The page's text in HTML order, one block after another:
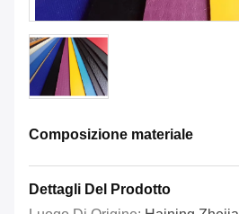
Composizione materiale
Dettagli Del Prodotto